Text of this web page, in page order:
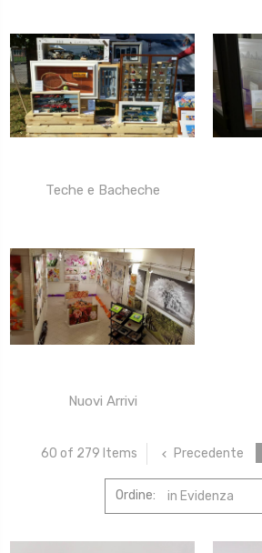
Teche e Bacheche
Nuovi Arrivi
60 of 279 Items Precedente
Ordine: